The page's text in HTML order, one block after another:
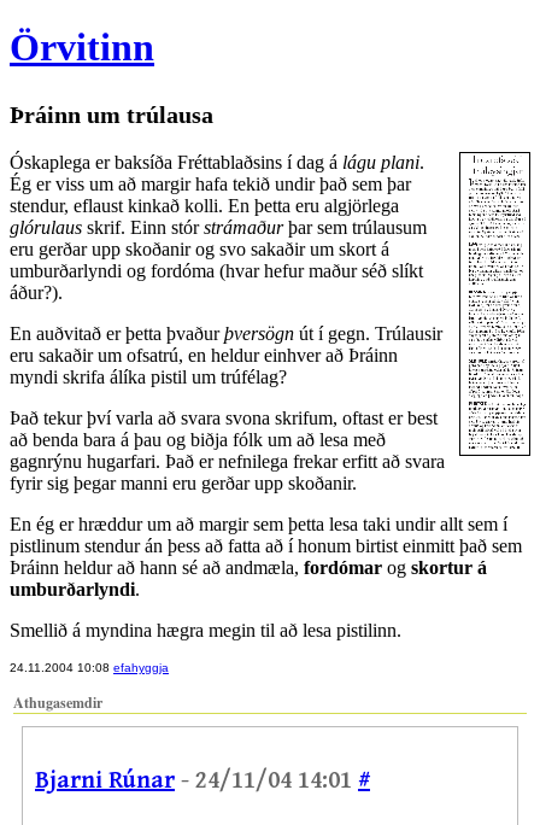
Örvitinn
Þráinn um trúlausa
Óskaplega er baksíða Fréttablaðsins í dag á lágu plani.
Ég er viss um að margir hafa tekið undir það sem þar
stendur, eflaust kinkað kolli. En þetta eru algjörlega
glórulaus skrif. Einn stórstrámaðurþar sem trúlausum
eru gerðar upp skoðanir og svo sakaðir um skort á
umburðarlyndi og fordóma (hvar hefur maður séð slíkt
áður?).
En auðvitað er þetta þvaðurþversögn út í gegn. Trúlausir
eru sakaðir um ofsatrú, en heldur einhver að Þráinn
myndi skrifa álíka pistil um trúfélag?
Það tekur því varla að svara svona skrifum, oftast er best
að benda bara á þau og biðja fólk um að lesa með
gagnrýnu hugarfari. Það er nefnilega frekar erfitt að svara
fyrir sig þegar manni eru gerðar upp skoðanir.
En ég er hræddur um að margir sem þetta lesa taki undir allt sem í
pistlinum stendur án þess að fatta að í honum birtist einmitt það sem
Þráinn heldur að hann sé að andmæla, fordómar og skortur á
umburðarlyndi.
Smellið á myndina hægra megin til að lesa pistilinn.
24.11.2004 10:08 efahyggja
Athugasemdir
Bjarni Rúnar - 24/11/04 14:01 #